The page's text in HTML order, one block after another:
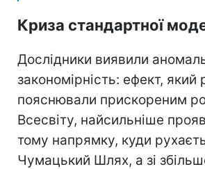
Криза стандартної
Дослідники виявили
закономірність: ефект, який
пояснювали прискореним
Всесвіту, найсильніше
тому напрямку, куди
Чумацький Шлях, а зі